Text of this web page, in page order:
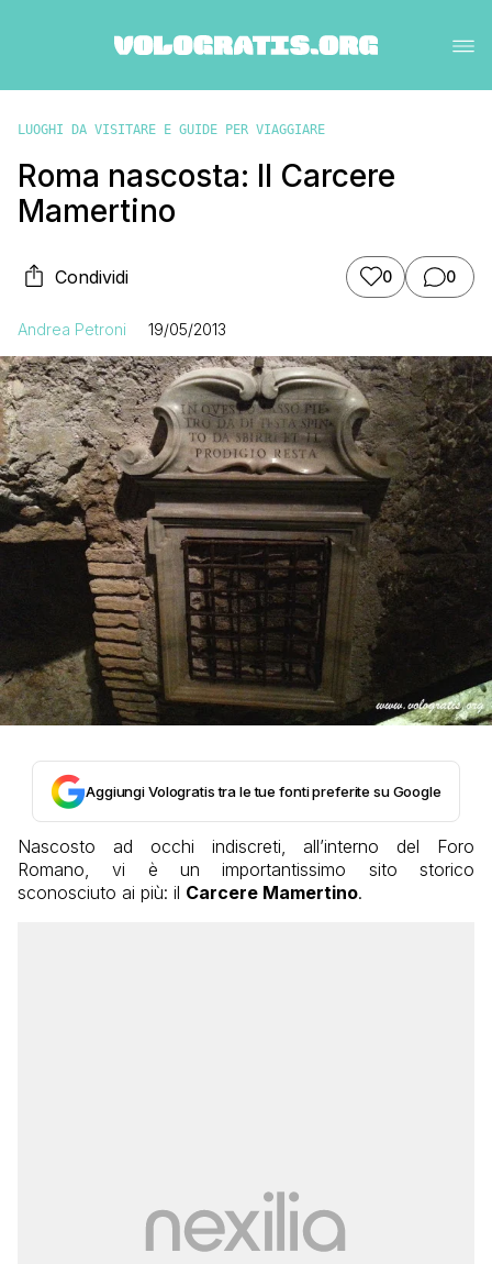
LUOGHI DA VISITARE E GUIDE PER VIAGGIARE
Roma nascosta: Il Carcere
Mamertino
Condividi 0 0
Andrea Petroni 19/05/2013
Aggiungi Vologratis tra le tue fonti preferite su Google
Nascosto ad occhi indiscreti, all’interno del Foro
Romano, vi è un importantissimo sito storico
sconosciuto ai più: il Carcere Mamertino.